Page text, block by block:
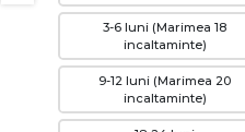
3-6 luni (Marimea 18
incaltaminte)
9-12 luni (Marimea 20
incaltaminte)